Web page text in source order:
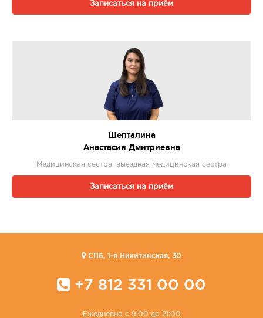
Записаться на приём
Шепталина
Анастасия Дмитриевна
Медицинская сестра, выездная медицинская сестра
Записаться на приём
CПб, 1-я Никитинская, 30
+7 812 331 00 00
Ежедневно с 9:00 до 21:00